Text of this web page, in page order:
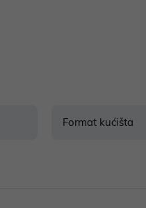
Format kućišta